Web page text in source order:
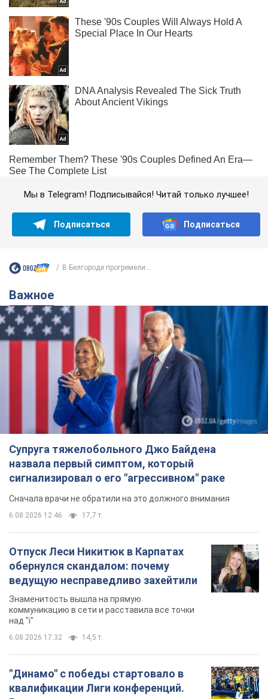
Мы в Telegram! Подписывайся! Читай только лучшее!
Подписаться Подписаться
В Белгороде прогремели...
Важное
Супруга тяжелобольного Джо Байдена
назвала первый симптом, который
сигнализировал о его "агрессивном" раке
Сначала врачи не обратили на это должного внимания
6.08.2026 12:46 17,7 т.
Отпуск Леси Никитюк в Карпатах
обернулся скандалом: почему
ведущую несправедливо захейтили
Знаменитость вышла на прямую
коммуникацию в сети и расставила все точки
над "i"
6.08.2026 17:32 14,5 т.
"Динамо" с победы стартовало в
квалификации Лиги конференций.